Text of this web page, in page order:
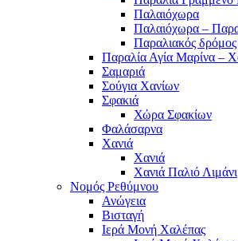
Παλαιόχωρα
Παλαιόχωρα –
Παραλιακός
Παραλία Αγία Μαρίνα –
Σαμαριά
Σούγια Χανίων
Σφακιά
Χώρα Σφακίων
Φαλάσαρνα
Χανιά
Χανιά
Χανιά Παλιό Λιμάνι
Νομός Ρεθύμνου
Ανώγεια
Βισταγή
Ιερά Μονή Χαλέπας